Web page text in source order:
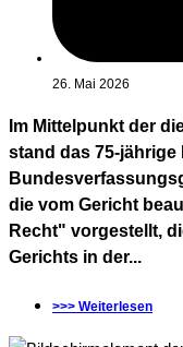
26. Mai 2026
Im Mittelpunkt der
stand das 75-jährige
die vom Gericht
Recht" vorgestellt,
Gerichts in der...
>>> Weiterlesen